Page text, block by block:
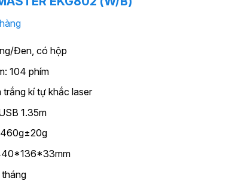
Đen, có hộp
104 phím
trắng kí tự khắc laser
1.35m
tháng